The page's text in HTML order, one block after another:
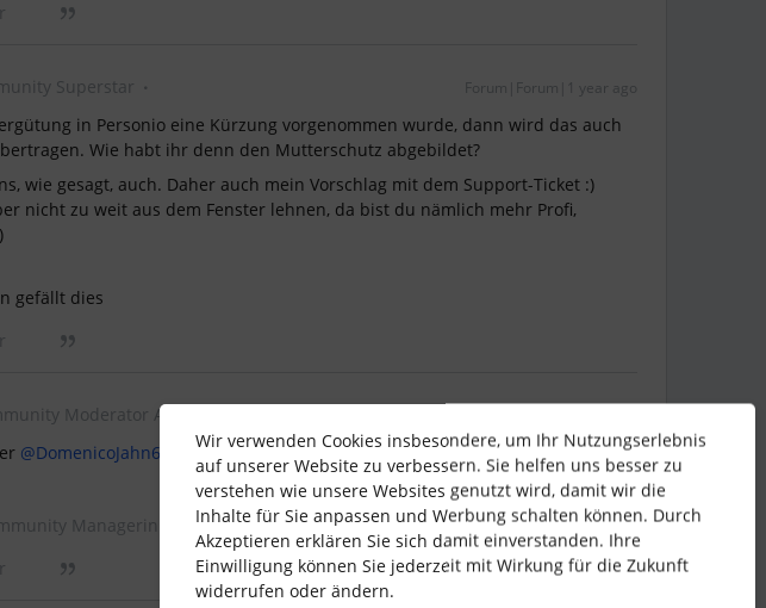
Superstar Forum|Forum|1 year ago
in Personio eine Kürzung vorgenommen wurde, dann wird das auch
Wie habt ihr denn den Mutterschutz abgebildet?
wie gesagt, auch. Daher auch mein Vorschlag mit dem Support-Ticket :)
nicht zu weit aus dem Fenster lehnen, da bist du nämlich mehr Profi,
gefällt dies
Moderator Alumni
@DomenicoJahn66 nochmal zur Sicherheit 😊
Managerin @ Personio
Wir verwenden Cookies insbesondere, um Ihr Nutzungserlebnis
auf unserer Website zu verbessern. Sie helfen uns besser zu
verstehen wie unsere Websites genutzt wird, damit wir die
Inhalte für Sie anpassen und Werbung schalten können. Durch
Akzeptieren erklären Sie sich damit einverstanden. Ihre
Einwilligung können Sie jederzeit mit Wirkung für die Zukunft
widerrufen oder ändern.